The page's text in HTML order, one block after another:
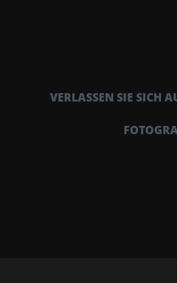
VERLASSEN SIE SICH